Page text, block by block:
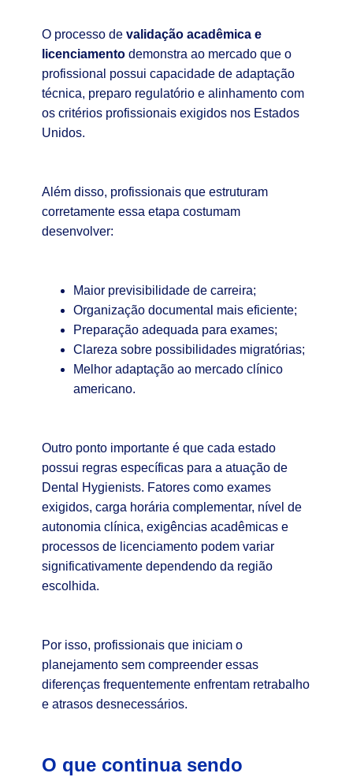
O processo de validação acadêmica e
licenciamento demonstra ao mercado que o
profissional possui capacidade de adaptação
técnica, preparo regulatório e alinhamento com
os critérios profissionais exigidos nos Estados
Unidos.
Além disso, profissionais que estruturam
corretamente essa etapa costumam
desenvolver:
Maior previsibilidade de carreira;
Organização documental mais eficiente;
Preparação adequada para exames;
Clareza sobre possibilidades migratórias;
Melhor adaptação ao mercado clínico
americano.
Outro ponto importante é que cada estado
possui regras específicas para a atuação de
Dental Hygienists. Fatores como exames
exigidos, carga horária complementar, nível de
autonomia clínica, exigências acadêmicas e
processos de licenciamento podem variar
significativamente dependendo da região
escolhida.
Por isso, profissionais que iniciam o
planejamento sem compreender essas
diferenças frequentemente enfrentam retrabalho
e atrasos desnecessários.
O que continua sendo